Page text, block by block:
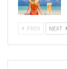
PREV NEXT